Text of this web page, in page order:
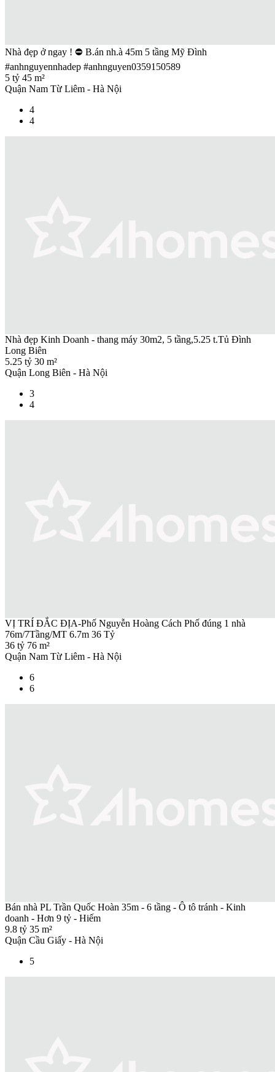
Nhà đẹp ở ngay ! ⛔ B.án nh.à 45m 5 tầng Mỹ Đình
#anhnguyennhadep #anhnguyen0359150589
5 tỷ 45 m²
Quận Nam Từ Liêm - Hà Nội
4
4
Nhà đẹp Kinh Doanh - thang máy 30m2, 5 tầng,5.25 t.Tủ Đình
Long Biên
5.25 tỷ 30 m²
Quận Long Biên - Hà Nội
3
4
VỊ TRÍ ĐẮC ĐỊA-Phố Nguyễn Hoàng Cách Phố đúng 1 nhà
76m/7Tầng/MT 6.7m 36 Tỷ
36 tỷ 76 m²
Quận Nam Từ Liêm - Hà Nội
6
6
Bán nhà PL Trần Quốc Hoàn 35m - 6 tầng - Ô tô tránh - Kinh
doanh - Hơn 9 tỷ - Hiếm
9.8 tỷ 35 m²
Quận Cầu Giấy - Hà Nội
5